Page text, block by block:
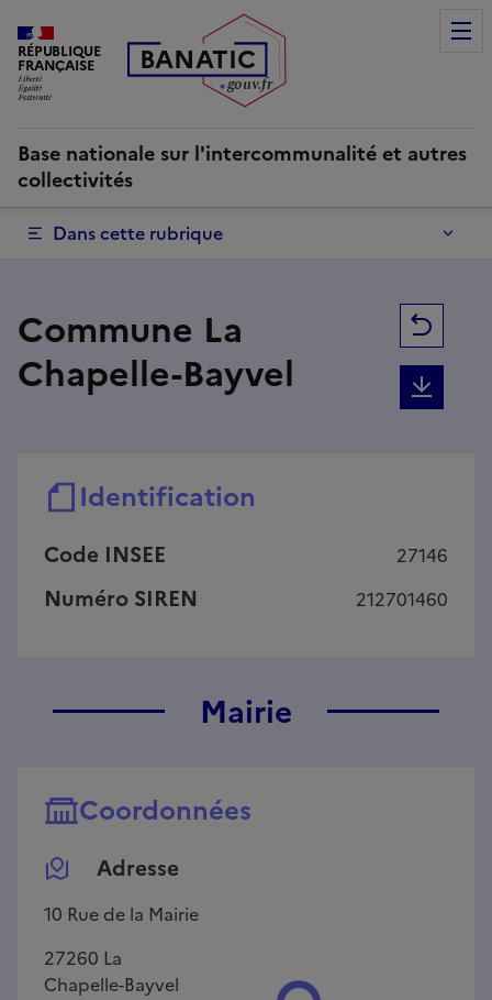
RÉPUBLIQUE
FRANÇAISE BANATIC
gouv.fr
Base nationale sur l'intercommunalité et autres
collectivités
Dans cette rubrique
Commune La
Chapelle-Bayvel
Identification
Code INSEE 27146
Numéro SIREN 212701460
Mairie
Coordonnées
Adresse
10 Rue de la Mairie
27260 La
Chapelle-Bayvel
Commune La Chapelle-Bayvel | Base nationale sur